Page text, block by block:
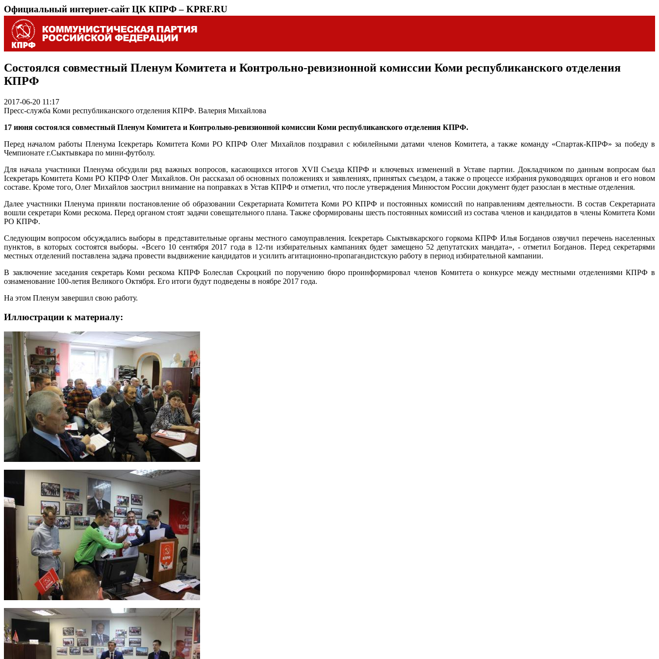
Официальный интернет-сайт ЦК КПРФ – KPRF.RU
Состоялся совместный Пленум Комитета и Контрольно-ревизионной комиссии Коми республиканского отделения
КПРФ
2017-06-20 11:17
Пресс-служба Коми республиканского отделения КПРФ. Валерия Михайлова
17 июня состоялся совместный Пленум Комитета и Контрольно-ревизионной комиссии Коми республиканского отделения КПРФ.
Перед началом работы Пленума Iсекретарь Комитета Коми РО КПРФ Олег Михайлов поздравил с юбилейными датами членов Комитета, а также команду «Спартак-КПРФ» за победу в
Чемпионате г.Сыктывкара по мини-футболу.
Для начала участники Пленума обсудили ряд важных вопросов, касающихся итогов XVII Съезда КПРФ и ключевых изменений в Уставе партии. Докладчиком по данным вопросам был
Iсекретарь Комитета Коми РО КПРФ Олег Михайлов. Он рассказал об основных положениях и заявлениях, принятых съездом, а также о процессе избрания руководящих органов и его новом
составе. Кроме того, Олег Михайлов заострил внимание на поправках в Устав КПРФ и отметил, что после утверждения Минюстом России документ будет разослан в местные отделения.
Далее участники Пленума приняли постановление об образовании Секретариата Комитета Коми РО КПРФ и постоянных комиссий по направлениям деятельности. В состав Секретариата
вошли секретари Коми рескома. Перед органом стоят задачи совещательного плана. Также сформированы шесть постоянных комиссий из состава членов и кандидатов в члены Комитета Коми
РО КПРФ.
Следующим вопросом обсуждались выборы в представительные органы местного самоуправления. Iсекретарь Сыктывкарского горкома КПРФ Илья Богданов озвучил перечень населенных
пунктов, в которых состоятся выборы. «Всего 10 сентября 2017 года в 12-ти избирательных кампаниях будет замещено 52 депутатских мандата», - отметил Богданов. Перед секретарями
местных отделений поставлена задача провести выдвижение кандидатов и усилить агитационно-пропагандистскую работу в период избирательной кампании.
В заключение заседания секретарь Коми рескома КПРФ Болеслав Скроцкий по поручению бюро проинформировал членов Комитета о конкурсе между местными отделениями КПРФ в
ознаменование 100-летия Великого Октября. Его итоги будут подведены в ноябре 2017 года.
На этом Пленум завершил свою работу.
Иллюстрации к материалу: